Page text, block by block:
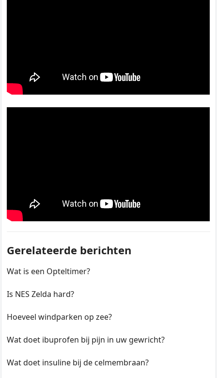
Gerelateerde berichten
Wat is een Opteltimer?
Is NES Zelda hard?
Hoeveel windparken op zee?
Wat doet ibuprofen bij pijn in uw gewricht?
Wat doet insuline bij de celmembraan?